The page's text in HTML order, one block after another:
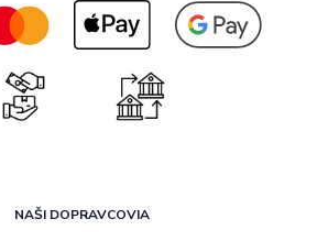
NAŠI DOPRAVCOVIA